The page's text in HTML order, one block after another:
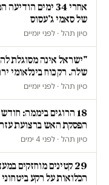
אחרי 34 ימים
של סאמי ג'עסוס
סיון תהל · לפני יומיים
"ישראל אינה מסוגלת
שלה. רק כוח בינלאומי
סיון תהל · לפני יומיים
18 הרוגים ביממה:
הפסקת האש ברצועת
סיון תהל · לפני 4 ימים
29 קטינים מוחזקים
הכלואות על רקע ביטחוני זינק